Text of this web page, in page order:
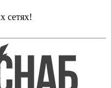
сетях!